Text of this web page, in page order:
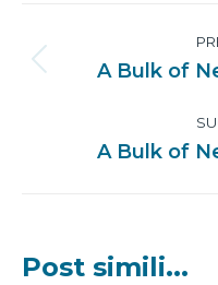
tra
post
A Bulk of
A Bulk of
Post simili...